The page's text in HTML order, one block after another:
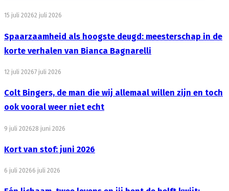
15 juli 20262 juli 2026
Spaarzaamheid als hoogste deugd: meesterschap in de
korte verhalen van Bianca Bagnarelli
12 juli 20267 juli 2026
Colt Bingers, de man die wij allemaal willen zijn en toch
ook vooral weer niet echt
9 juli 202628 juni 2026
Kort van stof: juni 2026
6 juli 20266 juli 2026